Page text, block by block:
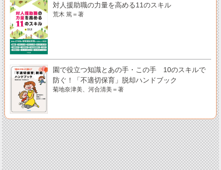
対人援助職の力量を高める11のスキル
荒木 篤＝著
園で役立つ知識とあの手・この手 10のスキルで
防ぐ！「不適切保育」脱却ハンドブック
菊地奈津美、河合清美＝著